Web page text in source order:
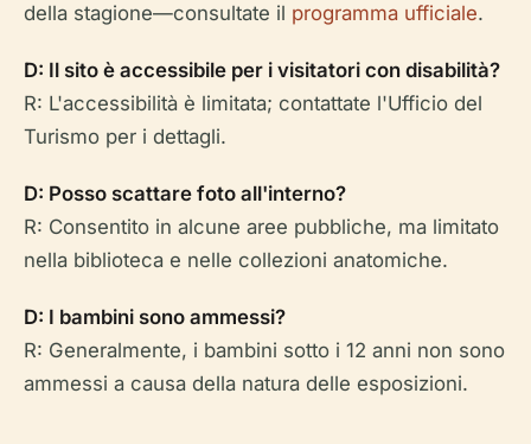
della stagione—consultate il programma ufficiale.
D: Il sito è accessibile per i visitatori con disabilità?
R: L'accessibilità è limitata; contattate l'Ufficio del
Turismo per i dettagli.
D: Posso scattare foto all'interno?
R: Consentito in alcune aree pubbliche, ma limitato
nella biblioteca e nelle collezioni anatomiche.
D: I bambini sono ammessi?
R: Generalmente, i bambini sotto i 12 anni non sono
ammessi a causa della natura delle esposizioni.